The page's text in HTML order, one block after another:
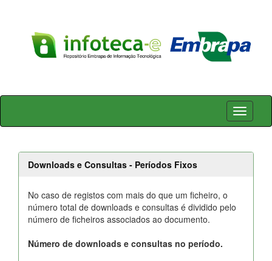
Skip
Downloads e Consultas - Períodos Fixos
No caso de registos com mais do que um ficheiro, o
número total de downloads e consultas é dividido pelo
número de ficheiros associados ao documento.
Número de downloads e consultas no período.